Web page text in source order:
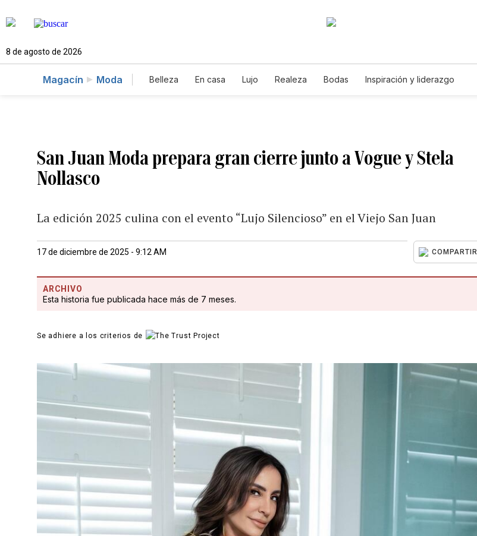
8 de agosto de 2026
Magacín Moda Belleza En casa Lujo Realeza Bodas Inspiración y liderazgo
San Juan Moda prepara gran cierre junto a Vogue y Stela
Nollasco
La edición 2025 culina con el evento “Lujo Silencioso” en el Viejo San Juan
17 de diciembre de 2025 - 9:12 AM COMPARTIR
ARCHIVO
Esta historia fue publicada hace más de 7 meses.
Se adhiere a los criterios de